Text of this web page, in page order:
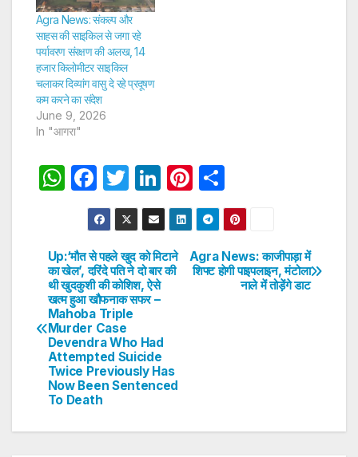
Agra News: संकल्प और
साहस की साइकिल से जगा रहे
पर्यावरण संरक्षण की अलख, 14
हजार किलोमीटर साइकिल
चलाकर दिव्यांग वासु दे रहे प्रदूषण
कम करने का संदेश
June 9, 2026
In "आगरा"
W
s
A
p
p
F
a
c
e
b
o
o
k
T
w
itt
er
Li
n
k
e
dI
Pi
nt
er
e
st
h
ar
e
Post
navigation
Agra News: काजीपाड़ा में
शिफ्ट हाेगी पाइपलाइन, मंटोला
नाले में तोड़ेंगे डाट
Up:‘मौत से पहले खुद को मिटाने
का खेल’, दरिंदे पति ने दो बार की
थी खुदकुशी की कोशिश, ऐसे
खत्म हुआ खौफनाक सफर –
Mahoba Triple
Murder Case
Devendra Who Had
Attempted Suicide
Twice Previously Has
Now Been Sentenced
To Death